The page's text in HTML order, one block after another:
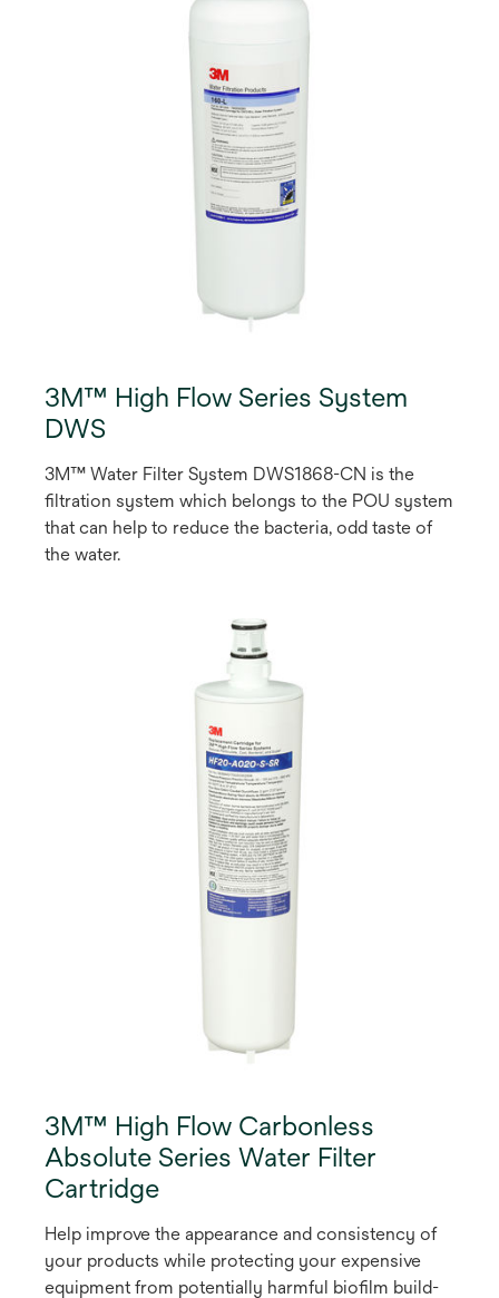
and espresso machines. Our Sanitary Quick
and easy cartridge change-outs without the need
3M™ High Flow Series System
DWS
3M™ Water Filter System DWS1868-CN is the
filtration system which belongs to the POU system
that can help to reduce the bacteria, odd taste of
the water.
3M™ High Flow Carbonless
Absolute Series Water Filter
Cartridge
Help improve the appearance and consistency of
your products while protecting your expensive
equipment from potentially harmful biofilm build-